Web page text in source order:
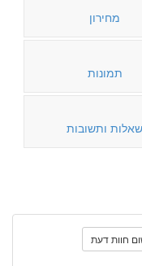
מחירון
תמונות
שאלות ותשובות
חוות דעת